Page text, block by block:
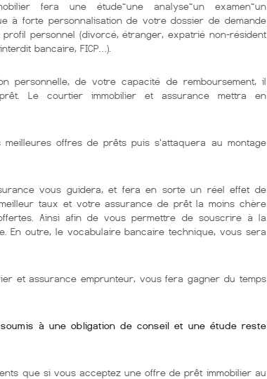
fera une étude~une analyse~un examen~un
à forte personnalisation de votre dossier de demande
personnel (divorcé, étranger, expatrié non-résident
bancaire, FICP…).
personnelle, de votre capacité de remboursement, il
Le courtier immobilier et assurance mettra en
offres de prêts puis s'attaquera au montage
vous guidera, et fera en sorte un réel effet de
taux et votre assurance de prêt la moins chère
Ainsi afin de vous permettre de souscrire à la
En outre, le vocabulaire bancaire technique, vous sera
et assurance emprunteur, vous fera gagner du temps
à une obligation de conseil et une étude reste
que si vous acceptez une offre de prêt immobilier au